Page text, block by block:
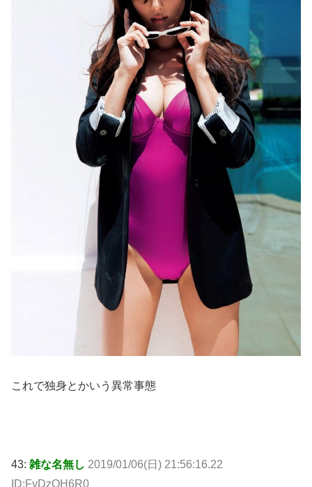
これで独身とかいう異常事態
43: 雑な名無し 2019/01/06(日) 21:56:16.22
ID:FyDzQH6R0